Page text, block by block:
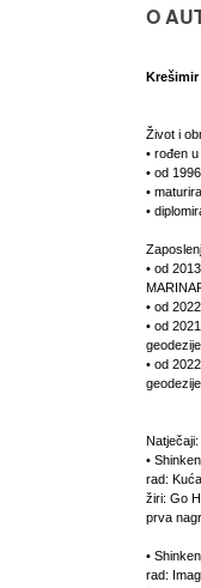
O
Život i
• rođen
• od
•
•
• od
• od
• od
• od
Natječaji:
•
rad:
žiri: Go
prva
•
rad: